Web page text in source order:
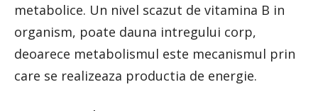
metabolice. Un nivel scazut de vitamina B in
organism, poate dauna intregului corp,
deoarece metabolismul este mecanismul prin
care se realizeaza productia de energie.